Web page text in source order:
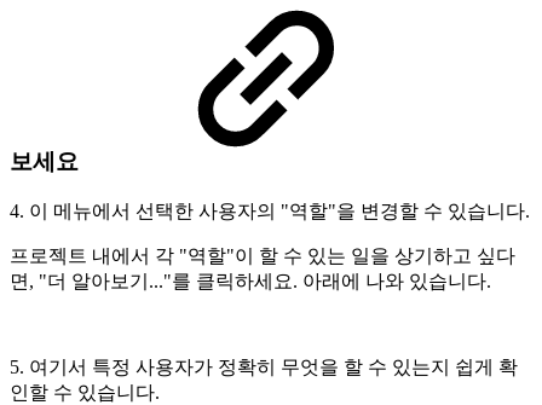
보세요
4. 이 메뉴에서 선택한 사용자의 "역할"을 변경할 수 있습니다.
프로젝트 내에서 각 "역할"이 할 수 있는 일을 상기하고 싶다
면, "더 알아보기..."를 클릭하세요. 아래에 나와 있습니다.
5. 여기서 특정 사용자가 정확히 무엇을 할 수 있는지 쉽게 확
인할 수 있습니다.